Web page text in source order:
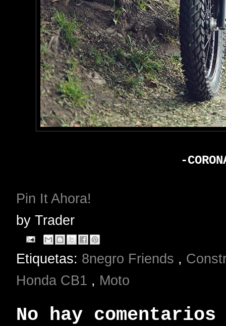
-
Pin It Ahora!
by Trader
Etiquetas: 8negro Friends ,
Honda CB1 , Moto
No hay